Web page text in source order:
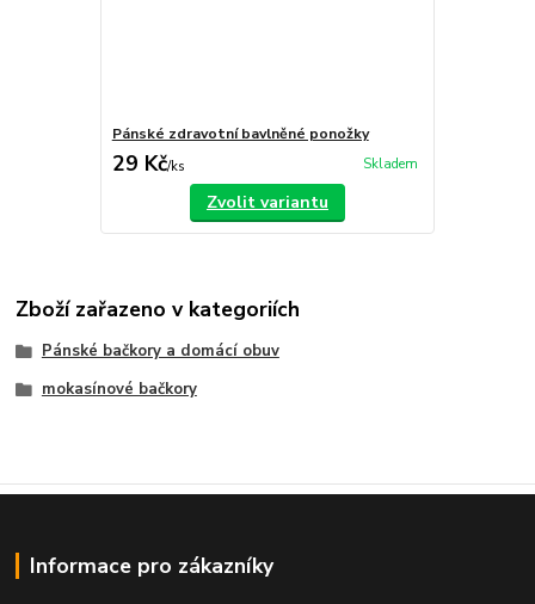
Pánské zdravotní bavlněné ponožky
29 Kč/ks Skladem
Zvolit variantu
Zboží zařazeno v kategoriích
Pánské bačkory a domácí obuv
mokasínové bačkory
Informace pro zákazníky